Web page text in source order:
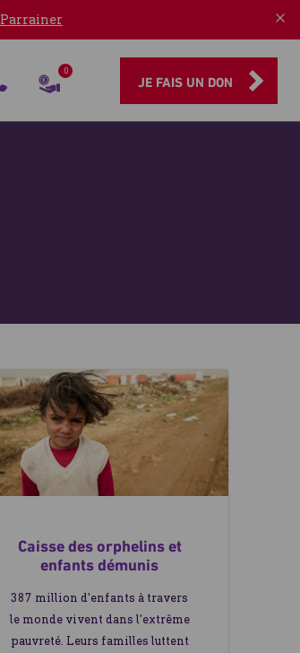
Parrainer
0
JE FAIS UN DON
Caisse des orphelins et
enfants démunis
387 million d'enfants à travers
le monde vivent dans l'extrême
pauvreté. Leurs familles luttent